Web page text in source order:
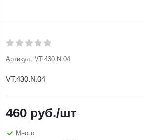
Артикул: VT.430.N.04
VT.430.N.04
460 руб./шт
Много